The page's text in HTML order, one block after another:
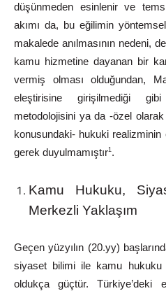
düşünmeden esinlenir ve
akımı da, bu eğilimin
makalede anılmasının nedeni,
kamu hizmetine dayanan bir
vermiş olması olduğundan,
eleştirisine girişilmediği
metodolojisini ya da -özel olarak
konusundaki- hukuki
gerek duyulmamıştır1.
Kamu Hukuku,
Merkezli Yaklaşım
Geçen yüzyılın (20.yy)
siyaset bilimi ile kamu hukuku
oldukça güçtür.
Türkiye’deki